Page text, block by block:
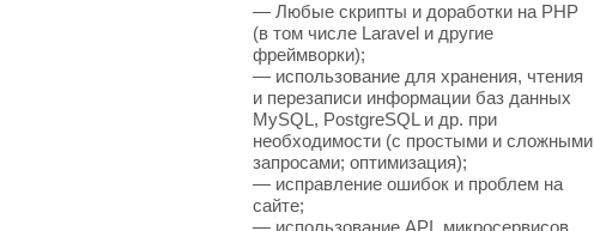
— Любые скрипты и доработки на PHP
(в том числе Laravel и другие
фреймворки);
— использование для хранения, чтения
и перезаписи информации баз данных
MySQL, PostgreSQL и др. при
необходимости (с простыми и сложными
запросами; оптимизация);
— исправление ошибок и проблем на
сайте;
— использование API, микросервисов,